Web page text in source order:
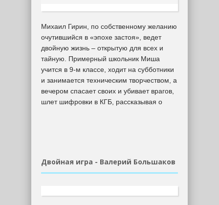
Михаил Гирин, по собственному желанию
очутившийся в «эпохе застоя», ведет
двойную жизнь – открытую для всех и
тайную. Примерный школьник Миша
учится в 9-м классе, ходит на субботники
и занимается техническим творчеством, а
вечером спасает своих и убивает врагов,
шлет шифровки в КГБ, рассказывая о
Двойная игра - Валерий Большаков